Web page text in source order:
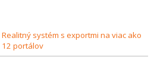
Realitný systém s exportmi na viac ako
12 portálov